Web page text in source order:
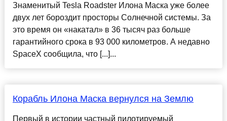
Знаменитый Tesla Roadster Илона Маска уже более
двух лет бороздит просторы Солнечной системы. За
это время он «накатал» в 36 тысяч раз больше
гарантийного срока в 93 000 километров. А недавно
SpaceX сообщила, что [...]...
Корабль Илона Маска вернулся на Землю
Первый в истории частный пилотируемый